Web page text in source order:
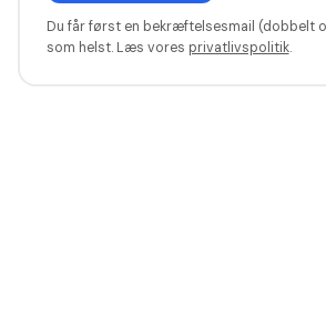
Du får først en bekræftelsesmail (dobbelt
som helst. Læs vores privatlivspolitik.